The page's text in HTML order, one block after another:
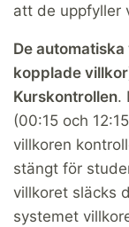
att de uppfyller
De
kopplade
Kurskontrollen.
(00:15 och
villkoren
stängt för
villkoret släcks
systemet